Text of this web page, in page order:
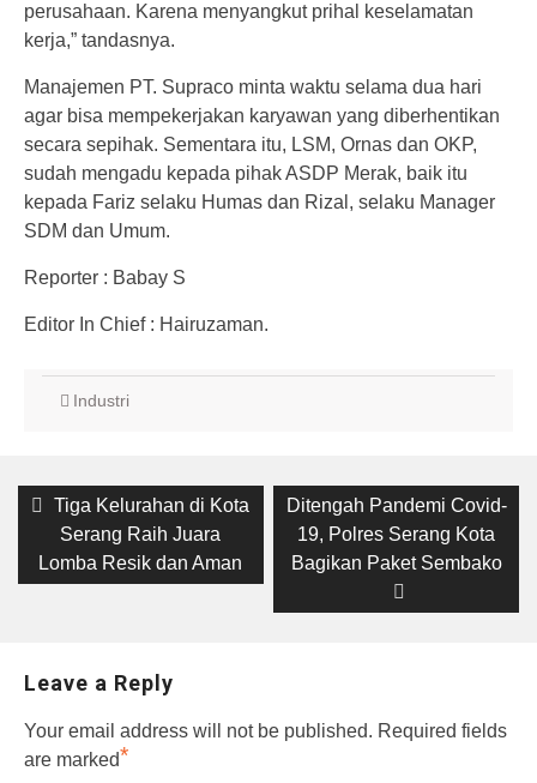
perusahaan. Karena menyangkut prihal keselamatan
kerja,” tandasnya.
Manajemen PT. Supraco minta waktu selama dua hari
agar bisa mempekerjakan karyawan yang diberhentikan
secara sepihak. Sementara itu, LSM, Ornas dan OKP,
sudah mengadu kepada pihak ASDP Merak, baik itu
kepada Fariz selaku Humas dan Rizal, selaku Manager
SDM dan Umum.
Reporter : Babay S
Editor In Chief : Hairuzaman.
Industri
Post
navigation
Previous
post:
Tiga Kelurahan di Kota
Serang Raih Juara
Lomba Resik dan Aman
Next
post:
Ditengah Pandemi Covid-
19, Polres Serang Kota
Bagikan Paket Sembako
Leave a Reply
Your email address will not be published. Required fields
are marked*